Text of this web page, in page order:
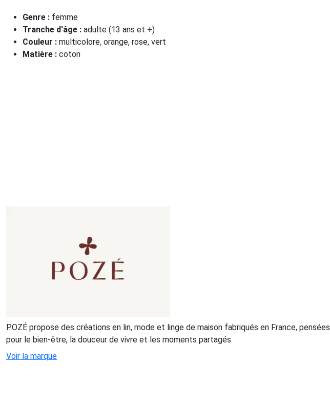
Genre : femme
Tranche d'âge : adulte (13 ans et +)
Couleur : multicolore, orange, rose, vert
Matière : coton
POZÉ propose des créations en lin, mode et linge de maison fabriqués en France, pensées
pour le bien-être, la douceur de vivre et les moments partagés.
Voir la marque